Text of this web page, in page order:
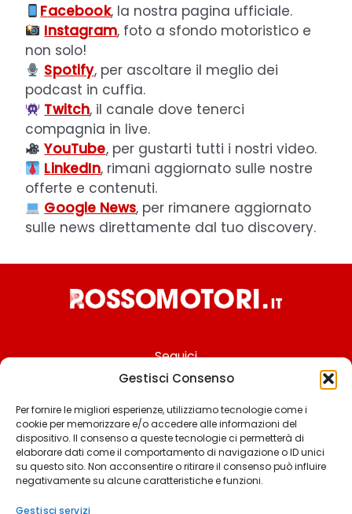
Gestisci Consenso
Per fornire le migliori esperienze, utilizziamo tecnologie come i
cookie per memorizzare e/o accedere alle informazioni del
dispositivo. Il consenso a queste tecnologie ci permetterà di
elaborare dati come il comportamento di navigazione o ID unici
su questo sito. Non acconsentire o ritirare il consenso può influire
negativamente su alcune caratteristiche e funzioni.
Gestisci servizi
Facebook, la nostra pagina ufficiale.
Instagram, foto a sfondo motoristico e
non solo!
Spotify, per ascoltare il meglio dei
podcast in cuffia.
Twitch, il canale dove tenerci
compagnia in live.
YouTube, per gustarti tutti i nostri video.
LinkedIn, rimani aggiornato sulle nostre
offerte e contenuti.
Google News, per rimanere aggiornato
sulle news direttamente dal tuo discovery.
Seguici
Chi siamo
Contattaci
Termini & Condizioni